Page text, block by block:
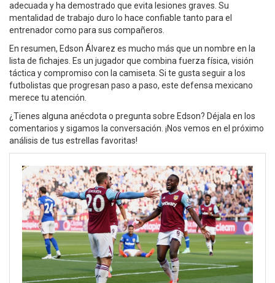
adecuada y ha demostrado que evita lesiones graves. Su
mentalidad de trabajo duro lo hace confiable tanto para el
entrenador como para sus compañeros.
En resumen, Edson Álvarez es mucho más que un nombre en la
lista de fichajes. Es un jugador que combina fuerza física, visión
táctica y compromiso con la camiseta. Si te gusta seguir a los
futbolistas que progresan paso a paso, este defensa mexicano
merece tu atención.
¿Tienes alguna anécdota o pregunta sobre Edson? Déjala en los
comentarios y sigamos la conversación. ¡Nos vemos en el próximo
análisis de tus estrellas favoritas!